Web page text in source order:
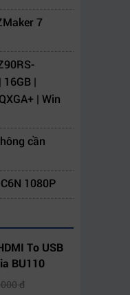
7
|
| Win
cần
1080P
To USB
BU110
đ